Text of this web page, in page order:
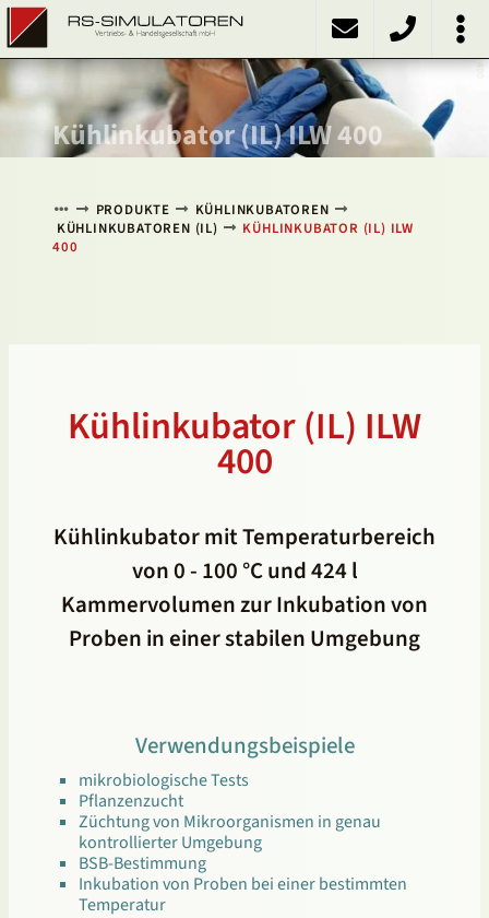
Kühlinkubator (IL) ILW 400
ILW 400
PRODUKTE
KÜHLINKUBATOREN
KÜHLINKUBATOREN (IL)
KÜHLINKUBATOR (IL) ILW
400
Kühlinkubator (IL) ILW
400
Kühlinkubator mit Temperaturbereich
von 0 - 100 °C und 424 l
Kammervolumen zur Inkubation von
Proben in einer stabilen Umgebung
Verwendungsbeispiele
mikrobiologische Tests
Pflanzenzucht
Züchtung von Mikroorganismen in genau
kontrollierter Umgebung
BSB-Bestimmung
Inkubation von Proben bei einer bestimmten
Temperatur
PRODUKTE
Kühlschränke
Kühlinkubatoren
Heizschränke
Klimaschränke
Sonstiges
ÜBER UNS
KONTAKT
NACH OBEN